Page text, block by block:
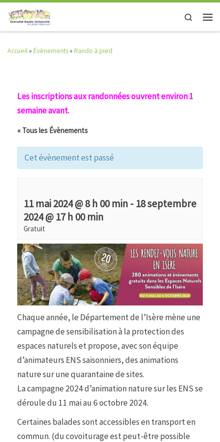
Skip to content
Search
Accueil» Évènements» Rando à pied
Les inscriptions aux randonnées ouvrent environ 1
semaine avant.
« Tous les Évènements
Cet évènement est passé
11 mai 2024 @ 8 h 00 min - 18 septembre
2024 @ 17 h 00 min
Gratuit
Chaque année, le Département de l’Isère mène une
campagne de sensibilisation à la protection des
espaces naturels et propose, avec son équipe
d’animateurs ENS saisonniers, des animations
nature sur une quarantaine de sites.
La campagne 2024 d’animation nature sur les ENS se
déroule du 11 mai au 6 octobre 2024.
Certaines balades sont accessibles en transport en
commun. (du covoiturage est peut-être possible